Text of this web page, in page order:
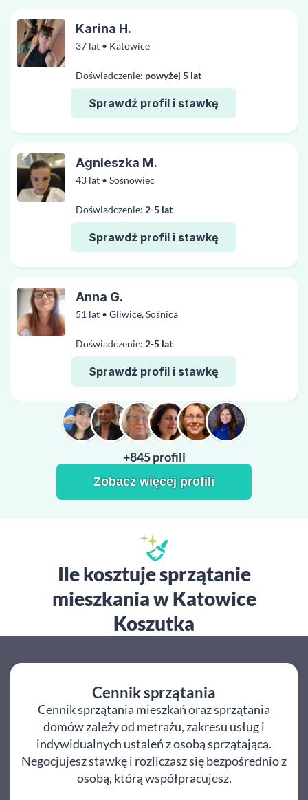
37 lat • Katowice
Doświadczenie: powyżej 5 lat
Sprawdź profil i stawkę
Karina H.
43 lat • Sosnowiec
Doświadczenie: 2-5 lat
Sprawdź profil i stawkę
Agnieszka M.
51 lat • Gliwice, Sośnica
Doświadczenie: 2-5 lat
Sprawdź profil i stawkę
Anna G.
+845 profili
Zobacz więcej profili
Ile kosztuje sprzątanie
mieszkania w Katowice
Koszutka
Cennik sprzątania
Cennik sprzątania mieszkań oraz sprzątania
domów zależy od metrażu, zakresu usług i
indywidualnych ustaleń z osobą sprzątającą.
Negocjujesz stawkę i rozliczasz się bezpośrednio z
osobą, którą współpracujesz.